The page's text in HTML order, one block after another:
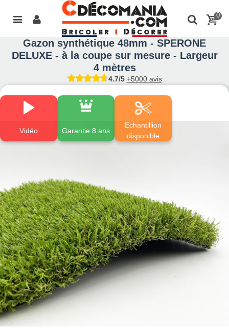
0
Gazon synthétique 48mm - SPERONE
DELUXE - à la coupe sur mesure - Largeur
4 mètres
4.7/5 +5000 avis
Vidéo Garantie 8 ans
Echantillion
disponible